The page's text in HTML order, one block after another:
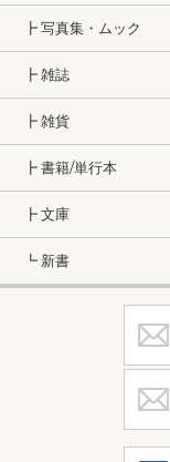
┣ 写真集・ムック
┣ 雑誌
┣ 雑貨
┣ 書籍/単行本
┣ 文庫
┗ 新書